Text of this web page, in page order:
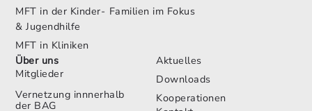
MFT in der Kinder-
& Jugendhilfe
MFT in Kliniken
Familien im Fokus
Über uns
Mitglieder
Vernetzung innnerhalb
der BAG
Aktuelles
Downloads
Kooperationen